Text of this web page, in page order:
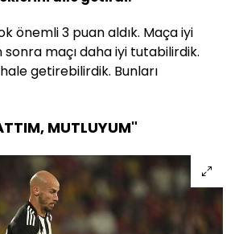
önemli 3 puan aldık. Maça iyi
sonra maçı daha iyi tutabilirdik.
getirebilirdik. Bunları
MUTLUYUM"